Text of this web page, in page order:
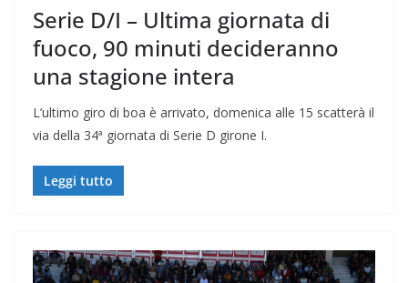
Serie D/I – Ultima giornata di
fuoco, 90 minuti decideranno
una stagione intera
L’ultimo giro di boa è arrivato, domenica alle 15 scatterà il
via della 34ª giornata di Serie D girone I.
Leggi tutto